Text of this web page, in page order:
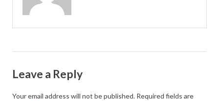
Leave a Reply
Your email address will not be published. Required fields are